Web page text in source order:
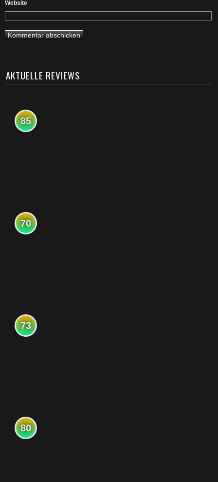
Website
AKTUELLE REVIEWS
85
70
73
80